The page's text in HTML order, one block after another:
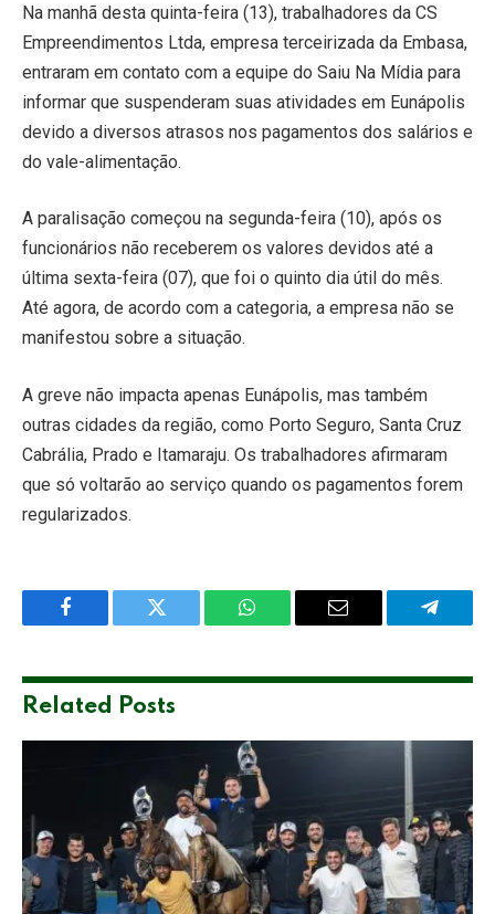
Na manhã desta quinta-feira (13), trabalhadores da CS
Empreendimentos Ltda, empresa terceirizada da Embasa,
entraram em contato com a equipe do Saiu Na Mídia para
informar que suspenderam suas atividades em Eunápolis
devido a diversos atrasos nos pagamentos dos salários e
do vale-alimentação.
A paralisação começou na segunda-feira (10), após os
funcionários não receberem os valores devidos até a
última sexta-feira (07), que foi o quinto dia útil do mês.
Até agora, de acordo com a categoria, a empresa não se
manifestou sobre a situação.
A greve não impacta apenas Eunápolis, mas também
outras cidades da região, como Porto Seguro, Santa Cruz
Cabrália, Prado e Itamaraju. Os trabalhadores afirmaram
que só voltarão ao serviço quando os pagamentos forem
regularizados.
Facebook Twitter WhatsApp Email
Related Posts